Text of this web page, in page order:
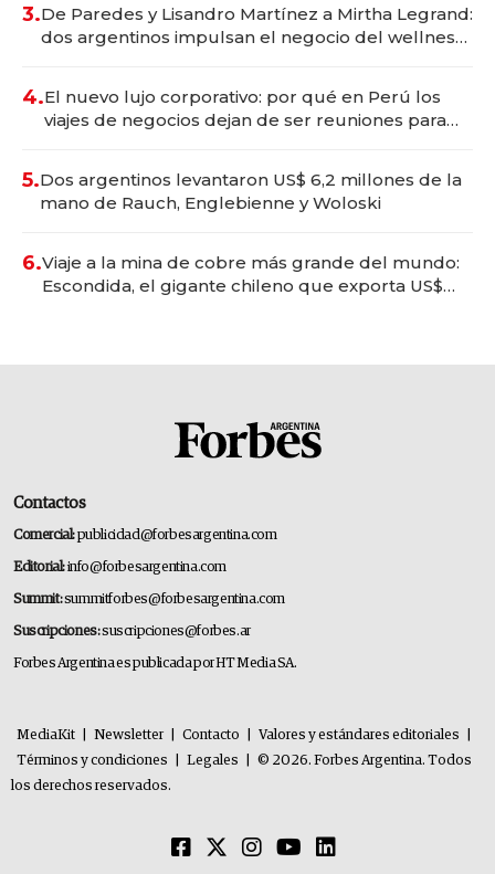
3.De Paredes y Lisandro Martínez a Mirtha Legrand:
dos argentinos impulsan el negocio del wellness
4.El nuevo lujo corporativo: por qué en Perú los
viajes de negocios dejan de ser reuniones para
5.Dos argentinos levantaron US$ 6,2 millones de la
mano de Rauch, Englebienne y Woloski
6.Viaje a la mina de cobre más grande del mundo:
Escondida, el gigante chileno que exporta US$
Contactos
Comercial:publicidad@forbesargentina.com
Editorial:info@forbesargentina.com
Summit:summitforbes@forbesargentina.com
Suscripciones:suscripciones@forbes.ar
Forbes Argentina es publicada por HT Media SA.
MediaKit Newsletter Contacto Valores y estándares editoriales
Términos y condiciones
Legales
© 2026. Forbes Argentina. Todos
los derechos reservados.